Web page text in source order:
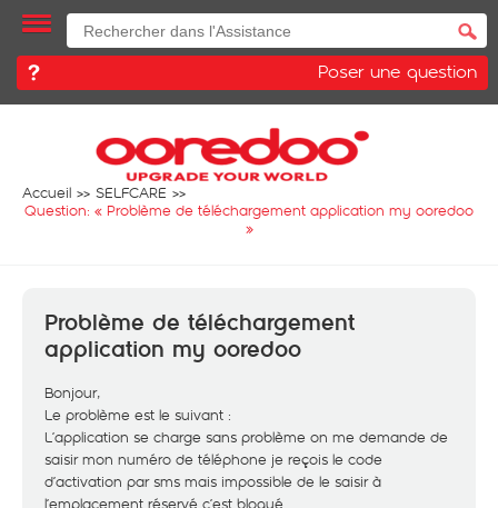
Poser une question
Accueil
SELFCARE
Question: « Problème de téléchargement application my ooredoo
»
Problème de téléchargement
application my ooredoo
Bonjour,
Le problème est le suivant :
L’application se charge sans problème on me demande de
saisir mon numéro de téléphone je reçois le code
d’activation par sms mais impossible de le saisir à
l’emplacement réservé c’est bloqué